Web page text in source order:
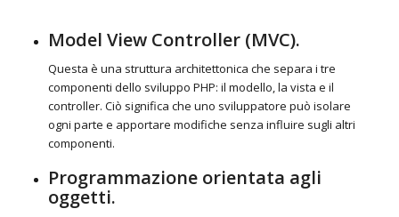
Model View Controller (MVC).
Questa è una struttura architettonica che separa i tre
componenti dello sviluppo PHP: il modello, la vista e il
controller. Ciò significa che uno sviluppatore può isolare
ogni parte e apportare modifiche senza influire sugli altri
componenti.
Programmazione orientata agli
oggetti.